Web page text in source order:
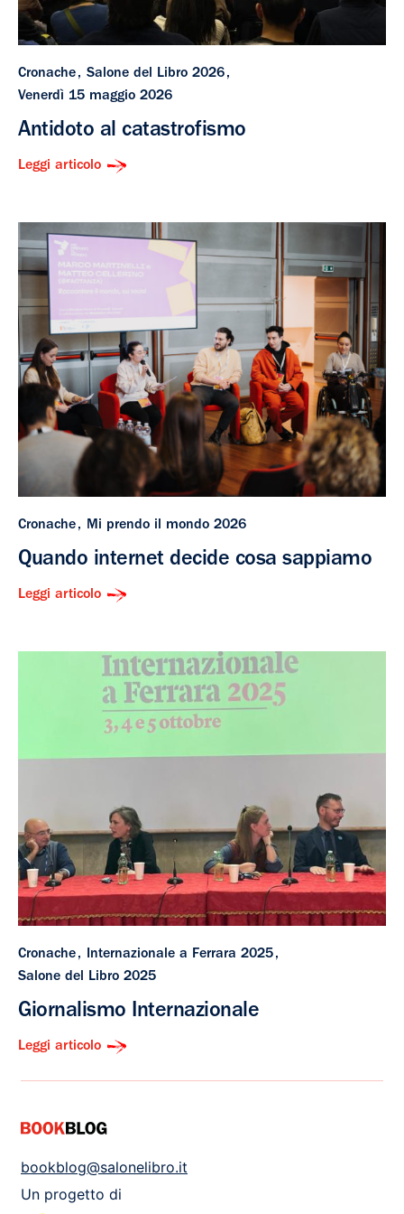
Cronache
Salone del Libro 2026
Venerdì 15 maggio 2026
Antidoto al catastrofismo
Leggi articolo
Cronache Mi prendo il mondo 2026
Quando internet decide cosa sappiamo
Leggi articolo
Cronache
Internazionale a Ferrara 2025
Salone del Libro 2025
Giornalismo Internazionale
Leggi articolo
bookblog@salonelibro.it
Un progetto di